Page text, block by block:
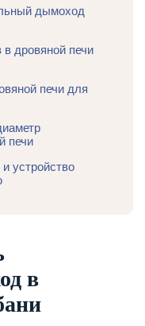
дымоход
дровяной печи
печи для
печи
устройство
в